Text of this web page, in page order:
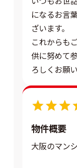
になるお言
ざいます。
これからも
供に努めて
ろしくお願
5.0
物件概要
大阪のマン